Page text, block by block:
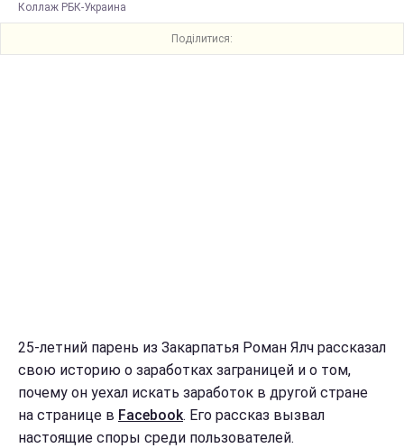
Коллаж РБК-Украина
Поділитися:
25-летний парень из Закарпатья Роман Ялч рассказал
свою историю о заработках заграницей и о том,
почему он уехал искать заработок в другой стране
на странице в Facebook. Его рассказ вызвал
настоящие споры среди пользователей.